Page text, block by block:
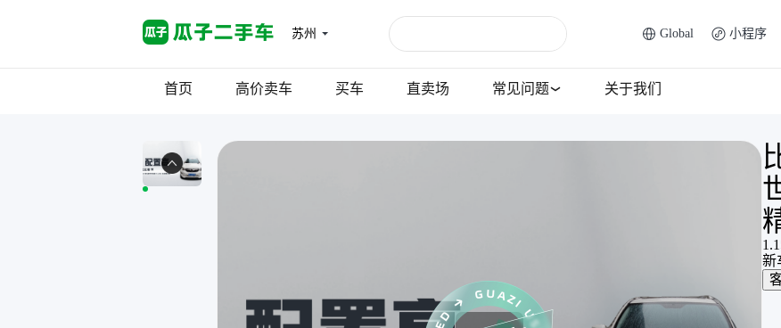
苏州 Global 小程序
首页 高价卖车 买车 直卖场 常见问题 关于我们
新